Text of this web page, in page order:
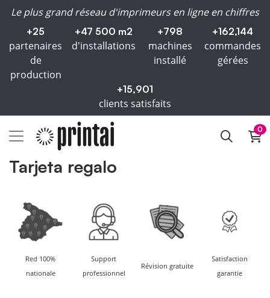
Le plus grand réseau d'imprimeurs en ligne en chiffres
+25
partenaires
de
production
+47 500 m2
d'installations
+798
machines
installé
+162,144
commandes
gérées
+15,901
clients satisfaits
0
Tarjeta regalo
Red 100%
nationale
Support
professionnel
Révision gratuite
Satisfaction
garantie